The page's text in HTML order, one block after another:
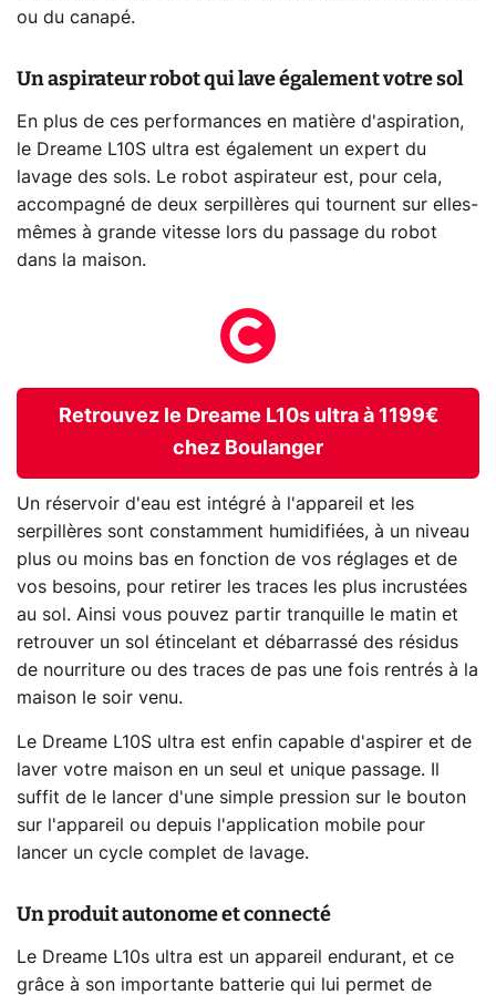
ou du canapé.
Un aspirateur robot qui lave également votre sol
En plus de ces performances en matière d'aspiration,
le Dreame L10S ultra est également un expert du
lavage des sols. Le robot aspirateur est, pour cela,
accompagné de deux serpillères qui tournent sur elles-
mêmes à grande vitesse lors du passage du robot
dans la maison.
Retrouvez le Dreame L10s ultra à 1199€
chez Boulanger
Un réservoir d'eau est intégré à l'appareil et les
serpillères sont constamment humidifiées, à un niveau
plus ou moins bas en fonction de vos réglages et de
vos besoins, pour retirer les traces les plus incrustées
au sol. Ainsi vous pouvez partir tranquille le matin et
retrouver un sol étincelant et débarrassé des résidus
de nourriture ou des traces de pas une fois rentrés à la
maison le soir venu.
Le Dreame L10S ultra est enfin capable d'aspirer et de
laver votre maison en un seul et unique passage. Il
suffit de le lancer d'une simple pression sur le bouton
sur l'appareil ou depuis l'application mobile pour
lancer un cycle complet de lavage.
Un produit autonome et connecté
Le Dreame L10s ultra est un appareil endurant, et ce
grâce à son importante batterie qui lui permet de